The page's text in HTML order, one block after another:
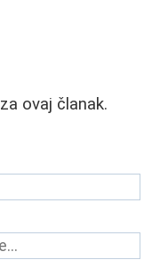
ovaj članak.